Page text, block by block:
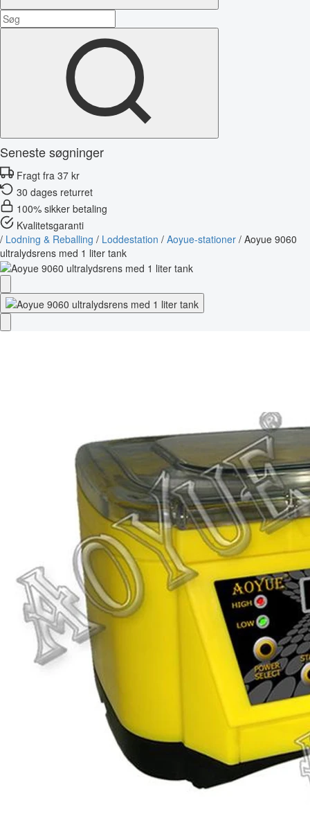
Seneste søgninger
Fragt fra 37 kr
30 dages returret
100% sikker betaling
Kvalitetsgaranti
/ Lodning & Reballing / Loddestation / Aoyue-stationer / Aoyue 9060
ultralydsrens med 1 liter tank